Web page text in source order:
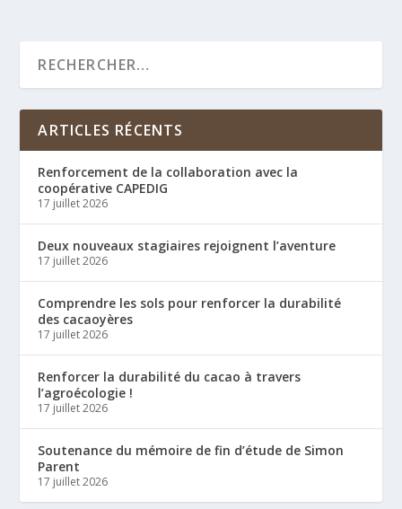
ARTICLES RÉCENTS
Renforcement de la collaboration avec la
coopérative CAPEDIG
17 juillet 2026
Deux nouveaux stagiaires rejoignent l’aventure
17 juillet 2026
Comprendre les sols pour renforcer la durabilité
des cacaoyères
17 juillet 2026
Renforcer la durabilité du cacao à travers
l’agroécologie !
17 juillet 2026
Soutenance du mémoire de fin d’étude de Simon
Parent
17 juillet 2026